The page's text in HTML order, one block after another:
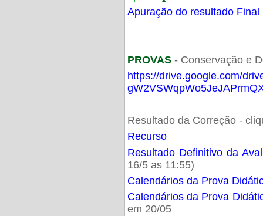
Apuração do resultado Final
PROVAS- Conservação e
https://drive.google.com/
Resultado da Correção -
Recurso
Resultado Definitivo da
16/5 as 11:55)
Calendários da Prova
Calendários da Prova
em 20/05